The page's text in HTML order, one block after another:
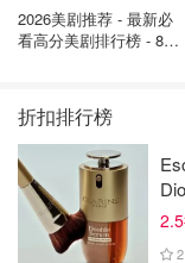
何影响到我们日常
导致降水减少，因
燥。而高压系统的
2026美剧推荐 - 最新必
看高分美剧排行榜 - 8月
折扣排行榜
2